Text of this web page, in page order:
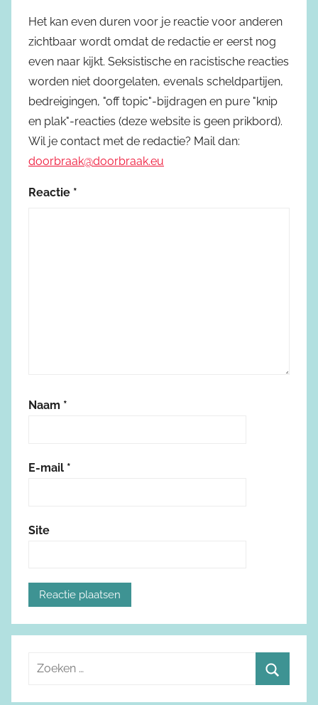
Het kan even duren voor je reactie voor anderen
zichtbaar wordt omdat de redactie er eerst nog
even naar kijkt. Seksistische en racistische reacties
worden niet doorgelaten, evenals scheldpartijen,
bedreigingen, "off topic"-bijdragen en pure "knip
en plak"-reacties (deze website is geen prikbord).
Wil je contact met de redactie? Mail dan:
doorbraak@doorbraak.eu
Reactie *
Naam *
E-mail *
Site
e